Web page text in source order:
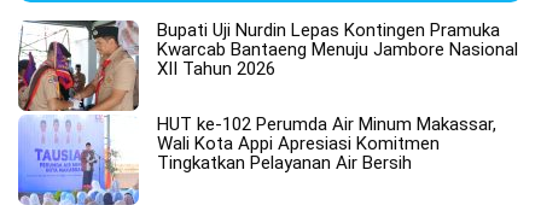
Bupati Uji Nurdin Lepas Kontingen Pramuka
Kwarcab Bantaeng Menuju Jambore Nasional
XII Tahun 2026
HUT ke-102 Perumda Air Minum Makassar,
Wali Kota Appi Apresiasi Komitmen
Tingkatkan Pelayanan Air Bersih